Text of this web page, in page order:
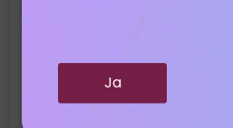
Ja